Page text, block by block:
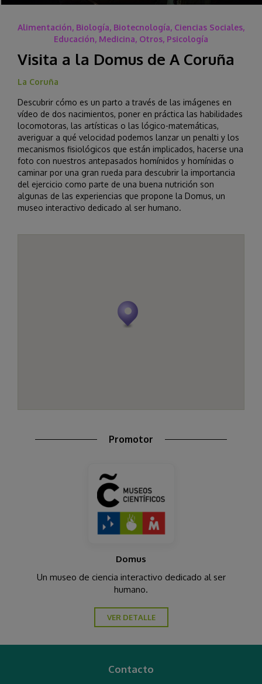
Alimentación, Biología, Biotecnología, Ciencias Sociales,
Educación, Medicina, Otros, Psicología
Visita a la Domus de A Coruña
La Coruña
Descubrir cómo es un parto a través de las imágenes en
vídeo de dos nacimientos, poner en práctica las habilidades
locomotoras, las artísticas o las lógico-matemáticas,
averiguar a qué velocidad podemos lanzar un penalti y los
mecanismos fisiológicos que están implicados, hacerse una
foto con nuestros antepasados homínidos y homínidas o
caminar por una gran rueda para descubrir la importancia
del ejercicio como parte de una buena nutrición son
algunas de las experiencias que propone la Domus, un
museo interactivo dedicado al ser humano.
Promotor
Domus
Un museo de ciencia interactivo dedicado al ser
humano.
VER DETALLE
Contacto